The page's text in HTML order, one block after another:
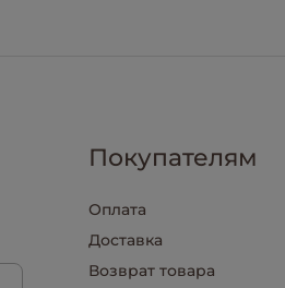
Покупателям
Оплата
Доставка
Возврат товара